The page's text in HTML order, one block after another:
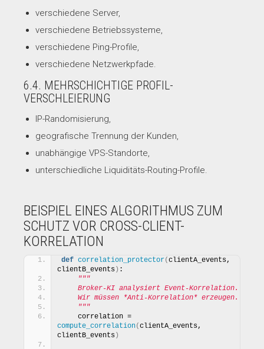
verschiedene Server,
verschiedene Betriebssysteme,
verschiedene Ping-Profile,
verschiedene Netzwerkpfade.
6.4. MEHRSCHICHTIGE PROFIL-
VERSCHLEIERUNG
IP-Randomisierung,
geografische Trennung der Kunden,
unabhängige VPS-Standorte,
unterschiedliche Liquiditäts-Routing-Profile.
BEISPIEL EINES ALGORITHMUS ZUM
SCHUTZ VOR CROSS-CLIENT-
KORRELATION
def correlation_protector( clientA_events,
clientB_events ) :
"""
    Broker-KI analysiert Event-Korrelation.
    Wir müssen *Anti-Korrelation* erzeugen.
    """
compute_correlation( clientA_events,
clientB_events )